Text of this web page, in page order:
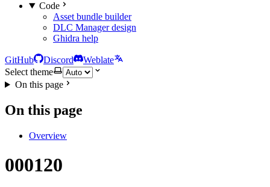
Code
Asset bundle builder
DLC Manager design
Ghidra help
GitHub Discord
Weblate
Select theme
On this page
On this page
Overview
000120